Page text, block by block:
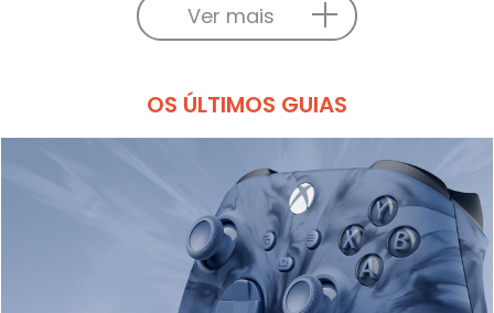
Ver mais
OS ÚLTIMOS GUIAS